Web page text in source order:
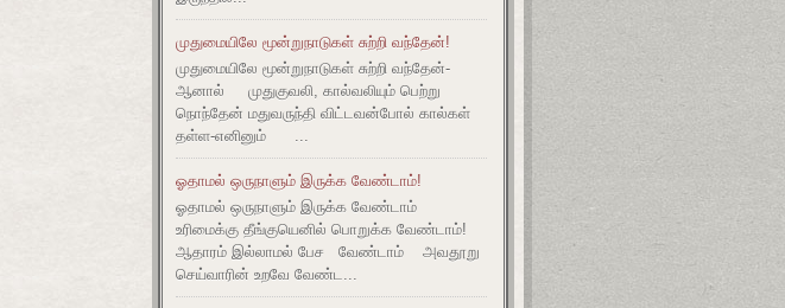
முதுமையிலே மூன்றுநாடுகள் சுற்றி வந்தேன்!
முதுமையிலே மூன்றுநாடுகள் சுற்றி வந்தேன்-
ஆனால் முதுகுவலி, கால்வலியும் பெற்று
நொந்தேன் மதுவருந்தி விட்டவன்போல் கால்கள்
தள்ள-எனினும் ...
ஓதாமல் ஒருநாளும் இருக்க வேண்டாம்!
ஓதாமல் ஒருநாளும் இருக்க வேண்டாம்
உரிமைக்கு தீங்குயெனில் பொறுக்க வேண்டாம்!
ஆதாரம் இல்லாமல் பேச வேண்டாம் அவதூறு
செய்வாரின் உறவே வேண்ட...